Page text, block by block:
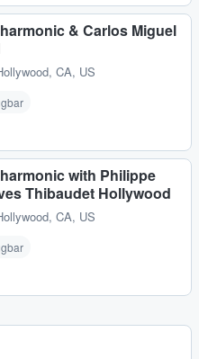
& Carlos Miguel
CA, US
with Philippe
Thibaudet Hollywood
CA, US